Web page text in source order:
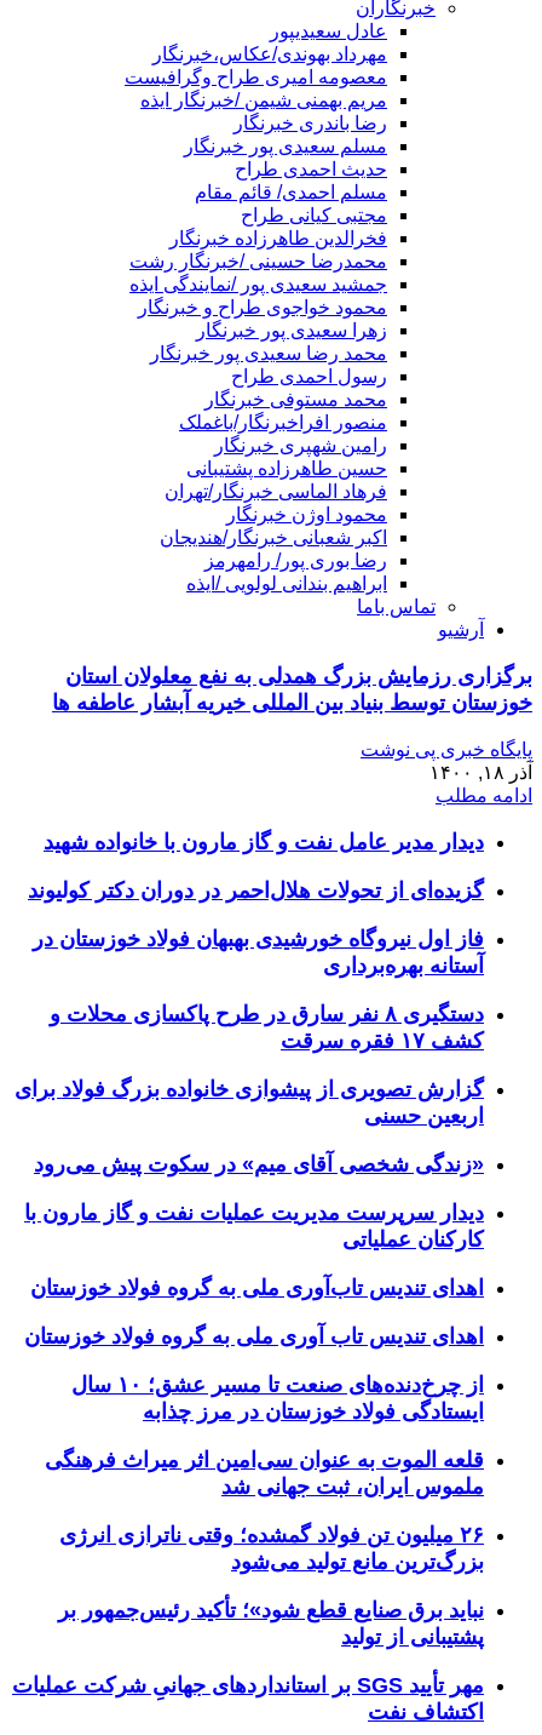
خبرنگاران
عادل سعیدیپور
مهرداد بهوندی/عکاس،خبرنگار
معصومه امیری طراح وگرافیست
مریم بهمنی شیمن /خبرنگار ایذه
رضا باندری خبرنگار
مسلم سعیدی پور خبرنگار
حدیث احمدی طراح
مسلم احمدی/ قائم مقام
مجتبی کیانی طراح
فخرالدین طاهرزاده خبرنگار
محمدرضا حسینی /خبرنگار رشت
جمشید سعیدی پور /نمایندگی ایذه
محمود خواجوی طراح و خبرنگار
زهرا سعیدی پور خبرنگار
محمد رضا سعیدی پور خبرنگار
رسول احمدی طراح
محمد مستوفی خبرنگار
منصور افراخبرنگار/باغملک
رامین شهپری خبرنگار
حسین طاهرزاده پشتیبانی
فرهاد الماسی خبرنگار/تهران
محمود اوژن خبرنگار
اکبر شعبانی خبرنگار/هندیجان
رضا بوری پور/ رامهرمز
ابراهیم بندانی لولویی /ایذه
تماس باما
آرشیو
برگزاری رزمایش بزرگ همدلی به نفع معلولان استان
خوزستان توسط بنیاد بین المللی خیریه آبشار عاطفه ها
پایگاه خبری پی نوشت
آذر ۱۸, ۱۴۰۰
ادامه مطلب
دیدار مدیر عامل نفت و گاز مارون با خانواده شهید
گزیده‌ای از تحولات هلال‌احمر در دوران دکتر کولیوند
فاز اول نیروگاه خورشیدی بهبهان فولاد خوزستان در
آستانه بهره‌برداری
دستگیری ۸ نفر سارق در طرح پاکسازی محلات و
کشف ۱۷ فقره سرقت
گزارش تصویری از پیشوازی خانواده بزرگ فولاد برای
اربعین حسنی
«زندگی شخصی آقای میم» در سکوت پیش می‌رود
دیدار سرپرست مدیریت عملیات نفت و گاز مارون با
کارکنان عملیاتی
اهدای تندیس تاب‌آوری ملی به گروه فولاد خوزستان
اهدای تندیس تاب آوری ملی به گروه فولاد خوزستان
از چرخ‌دنده‌های صنعت تا مسیر عشق؛ ۱۰ سال
ایستادگی فولاد خوزستان در مرز چذابه
قلعه الموت به عنوان سی‌امین اثر میراث‌ فرهنگی
ملموس ایران، ثبت جهانی شد
۲۶ میلیون تن فولاد گمشده؛ وقتی ناترازی انرژی
بزرگ‌ترین مانع تولید می‌شود
نباید برق صنایع قطع شود»؛ تأکید رئیس‌جمهور بر
پشتیبانی از تولید
مهر تأیید SGS بر استانداردهای جهانیِ شرکت عملیات
اکتشاف نفت